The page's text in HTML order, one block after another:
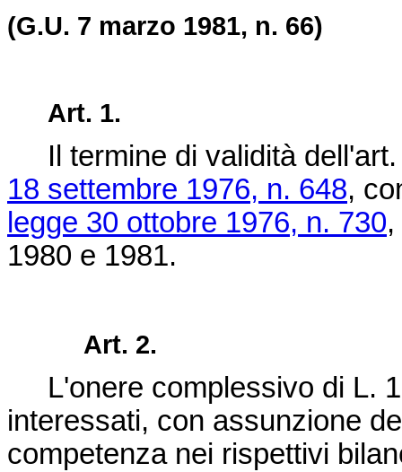
(G.U. 7 marzo 1981, n. 66)
Art. 1.
Il termine di validità
18 settembre 1976, n. 648,
legge 30 ottobre 1976, n. 730
1980 e 1981.
Art. 2.
L'onere complessivo di L.
interessati, con assunzione
competenza nei rispettivi